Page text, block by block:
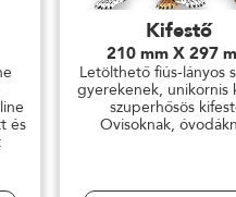
és
Kifestő
210 mm X 297
Letölthető fiús-lányos
gyerekenek, unikornis
szuperhősös
Ovisoknak,